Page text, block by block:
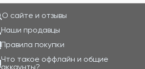
О сайте и отзывы
Наши продавцы
Правила покупки
Что такое оффлайн и общие